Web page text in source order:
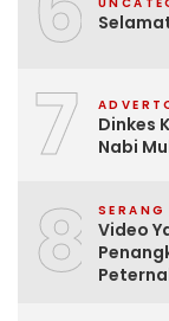
7
Dinkes
Nabi
8 SERANG
Video